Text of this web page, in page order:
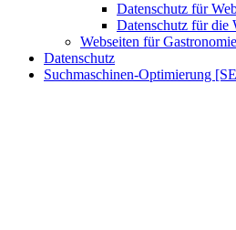
Datenschutz für
Datenschutz für die
Webseiten für
Datenschutz
Suchmaschinen-Optimierung